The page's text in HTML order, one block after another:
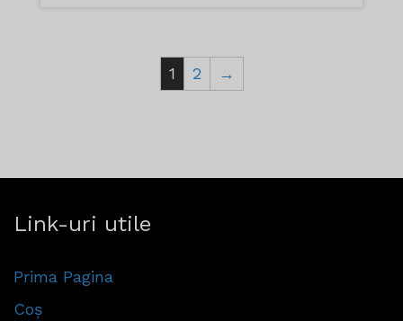
1 2 →
Link-uri utile
Prima Pagina
Coș